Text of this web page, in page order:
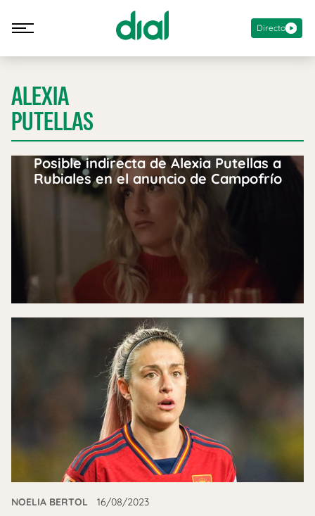
Directo
ALEXIA
PUTELLAS
Posible indirecta de Alexia Putellas a
Rubiales en el anuncio de Campofrío
NOELIA BERTOL 16/08/2023